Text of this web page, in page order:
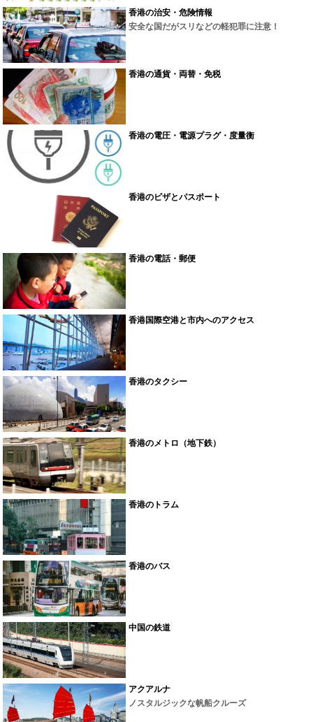
香港の治安・危険情報
安全な国だがスリなどの軽犯罪に注意！
香港の通貨・両替・免税
香港の電圧・電源プラグ・度量衡
香港のビザとパスポート
香港の電話・郵便
香港国際空港と市内へのアクセス
香港のタクシー
香港のメトロ（地下鉄）
香港のトラム
香港のバス
中国の鉄道
アクアルナ
ノスタルジックな帆船クルーズ